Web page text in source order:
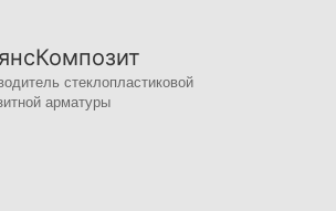
стеклопластиковой
арматуры